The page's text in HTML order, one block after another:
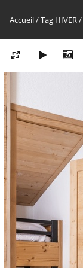
Accueil/Tag HIVER/